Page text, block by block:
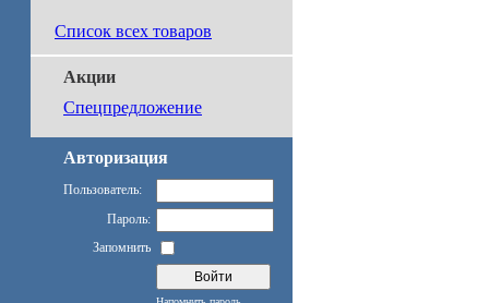
Список всех товаров
Акции
Спецпредложение
Авторизация
Пользователь:
Пароль:
Запомнить